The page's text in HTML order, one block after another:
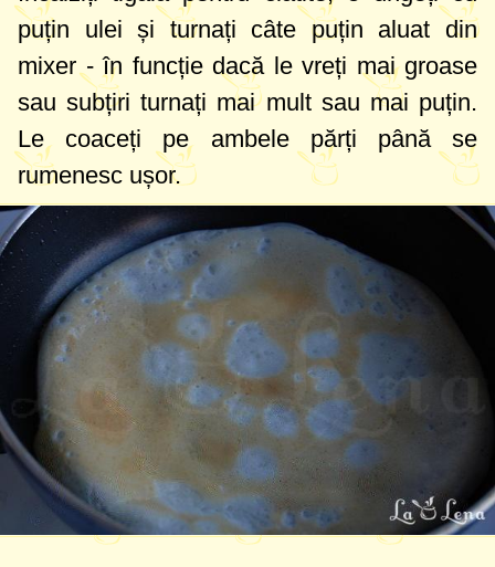
puțin ulei și turnați câte puțin aluat din
mixer - în funcție dacă le vreți mai groase
sau subțiri turnați mai mult sau mai puțin.
Le coaceți pe ambele părți până se
rumenesc ușor.